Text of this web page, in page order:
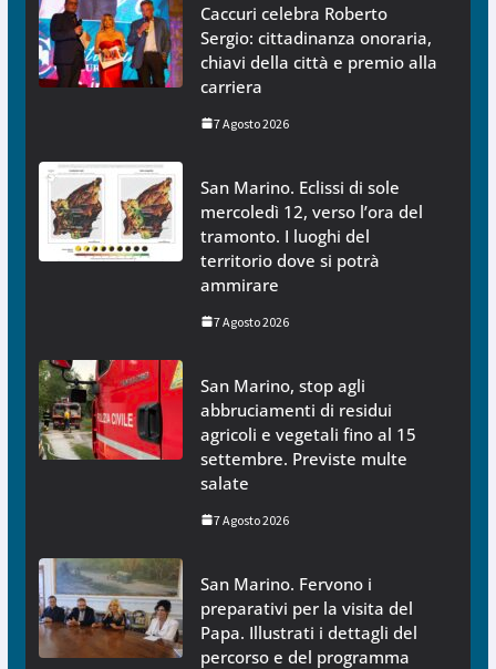
Caccuri celebra Roberto
Sergio: cittadinanza onoraria,
chiavi della città e premio alla
carriera
7 Agosto 2026
San Marino. Eclissi di sole
mercoledì 12, verso l’ora del
tramonto. I luoghi del
territorio dove si potrà
ammirare
7 Agosto 2026
San Marino, stop agli
abbruciamenti di residui
agricoli e vegetali fino al 15
settembre. Previste multe
salate
7 Agosto 2026
San Marino. Fervono i
preparativi per la visita del
Papa. Illustrati i dettagli del
percorso e del programma